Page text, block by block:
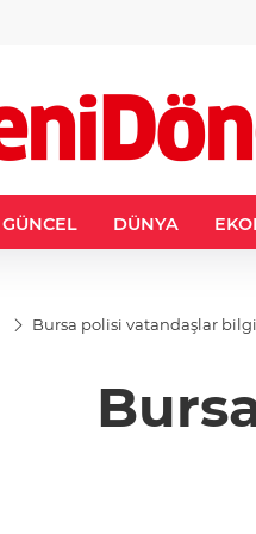
GÜNCEL DÜNYA
Bursa polisi vatandaşlar